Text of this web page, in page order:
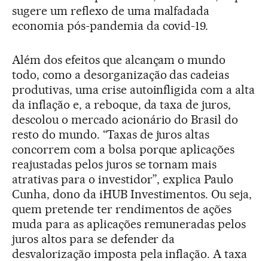
sugere um reflexo de uma malfadada
economia pós-pandemia da covid-19.
Além dos efeitos que alcançam o mundo
todo, como a desorganização das cadeias
produtivas, uma crise autoinfligida com a alta
da inflação e, a reboque, da taxa de juros,
descolou o mercado acionário do Brasil do
resto do mundo. “Taxas de juros altas
concorrem com a bolsa porque aplicações
reajustadas pelos juros se tornam mais
atrativas para o investidor”, explica Paulo
Cunha, dono da iHUB Investimentos. Ou seja,
quem pretende ter rendimentos de ações
muda para as aplicações remuneradas pelos
juros altos para se defender da
desvalorização imposta pela inflação. A taxa